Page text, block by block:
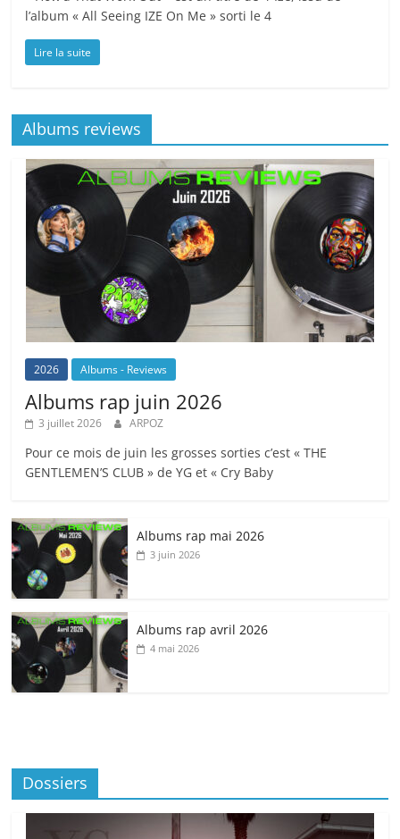
l’album « All Seeing IZE On Me » sorti le 4
Lire la suite
Albums reviews
2026 Albums - Reviews
Albums rap juin 2026
3 juillet 2026 ARPOZ
Pour ce mois de juin les grosses sorties c’est « THE
GENTLEMEN’S CLUB » de YG et « Cry Baby
Albums rap mai 2026
3 juin 2026
Albums rap avril 2026
4 mai 2026
Dossiers